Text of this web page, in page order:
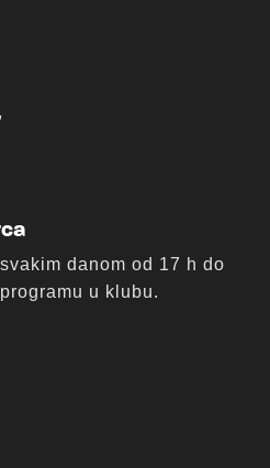
danom od 17 h do
u klubu.